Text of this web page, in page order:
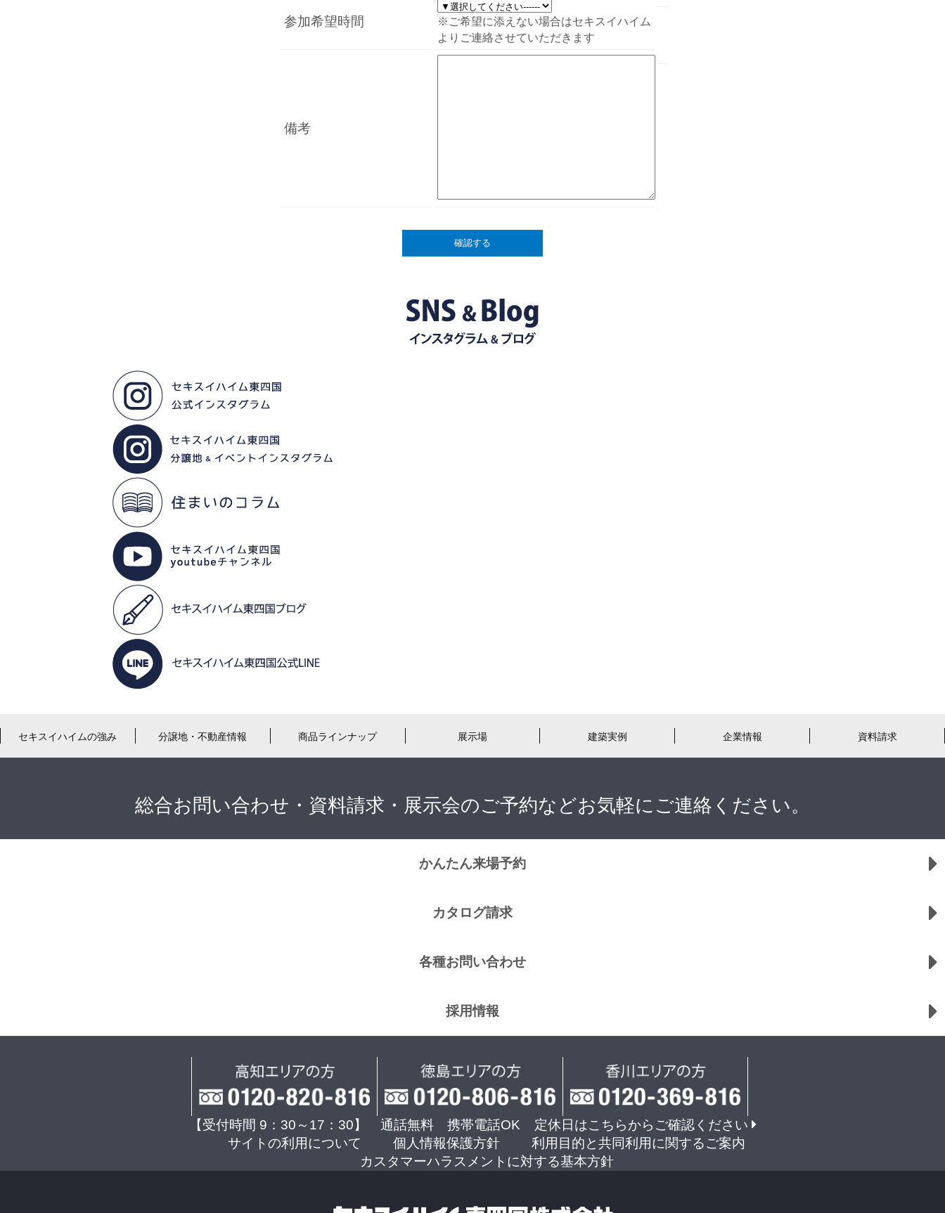
参加希望時間
※ご希望に添えない場合はセキスイハイム
よりご連絡させていただきます
備考
セキスイハイムの強み 分譲地・不動産情報 商品ラインナップ 展示場 建築実例 企業情報 資料請求
総合お問い合わせ・資料請求・展示会のご予約などお気軽にご連絡ください。
かんたん来場予約
カタログ請求
各種お問い合わせ
採用情報
【受付時間 9：30～17：30】 通話無料 携帯電話OK
定休日はこちらからご確認ください
サイトの利用について
個人情報保護方針
利用目的と共同利用に関するご案内
カスタマーハラスメントに対する基本方針